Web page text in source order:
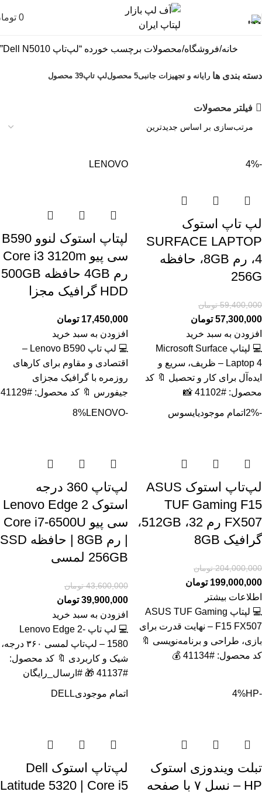
0
خانه فروشگاه محصولات برچسب خورده “لپ‌تاپ Dell N5010”
دسته بندی ها رایانه و تجهیزات جانبی5 محصول لپ تاپ39 محصول
فیلتر محصولات
-4%
لپ تاپ استوک
SURFACE LAPTOP
4، رم 8GB، حافظه
256G
59,400,000 تومان
57,300,000 تومان
افزودن به سبد خرید
💻 لپتاپ Microsoft Surface
Laptop 4 – ظریف، سریع و
ایده‌آل برای کار و تحصیل 🔖 کد
محصول: #41102 📸
LENOVO
لپتاپ استوک لنوو B590
سی پیو Core i3 3120m
رم 4GB حافظه 500GB
HDD گرافیک مجزا
17,450,000 تومان
افزودن به سبد خرید
💻 لپ تاپ Lenovo B590 –
اقتصادی و مقاوم برای کارهای
روزمره با گرافیک مجزای
جیفورس 🔖 کد محصول: #41129
-2% اتمام موجودیایسوس
لپ‌تاپ استوک ASUS
TUF Gaming F15
FX507 رم 32، 512GB،
گرافیک 8GB
204,000,000 تومان
199,000,000 تومان
اطلاعات بیشتر
💻 لپتاپ ASUS TUF Gaming
F15 FX507 – نهایت قدرت برای
بازی، طراحی و برنامه‌نویسی 🔖
کد محصول: #41134 💰
-8%
LENOVO
لپ‌تاپ 360 درجه
استوک Lenovo Edge 2
سی پیو Core i7-6500U
| رم 8GB | حافظه SSD
256GB لمسی
43,600,000 تومان
39,900,000 تومان
افزودن به سبد خرید
💻 لپ تاپ Lenovo Edge 2-
1580 – لپ‌تاپ لمسی ۳۶۰ درجه،
شیک و کاربردی 🔖 کد محصول:
#41137 🎁 #ارسال_رایگان
-4%
HP
تبلت ویندوزی استوک
HP – نسل ۷ با صفحه
اتمام موجودیDELL
لپ‌تاپ استوک Dell
Latitude 5320 | Core i5